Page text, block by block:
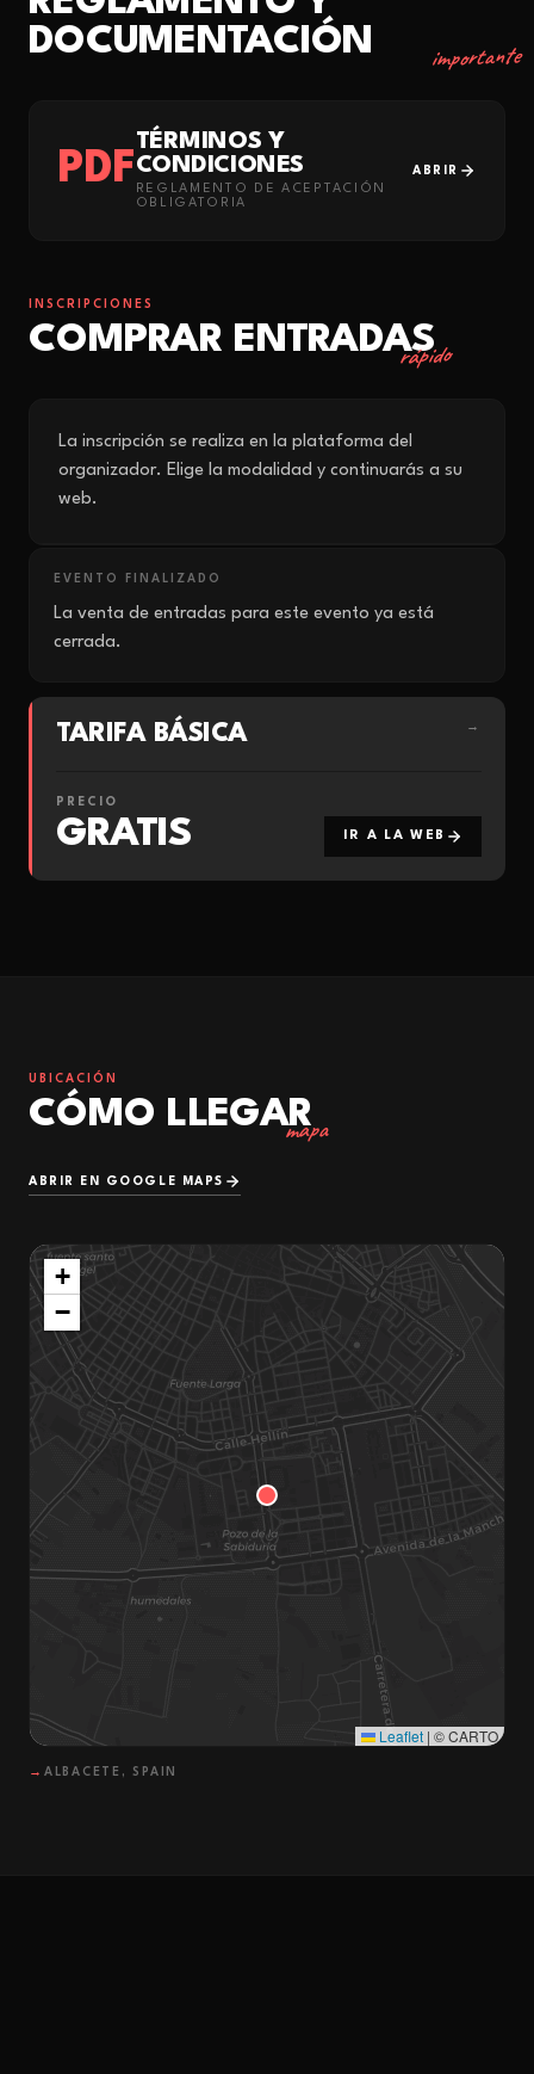
DOCUMENTACIÓN
importante
PDF
TÉRMINOS Y
CONDICIONES
REGLAMENTO DE ACEPTACIÓN
OBLIGATORIA
ABRIR
INSCRIPCIONES
COMPRAR ENTRADAS
rápido
La inscripción se realiza en la plataforma del
organizador. Elige la modalidad y continuarás a su
web.
EVENTO FINALIZADO
La venta de entradas para este evento ya está
cerrada.
TARIFA BÁSICA →
PRECIO
GRATIS IR A LA WEB
UBICACIÓN
CÓMO LLEGAR
mapa
ABRIR EN GOOGLE MAPS
+
−
Leaflet | © CARTO
→ ALBACETE, SPAIN